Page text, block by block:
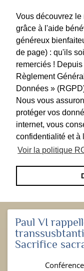
Vous découvrez
grâce à l'aide
généreux
de page) : qu'ils
remerciés !
Règlement
Données »
Nous vous
protéger vos
internet, vous
confidentialité et à
Voir la politique
Paul VI
Sacrifice